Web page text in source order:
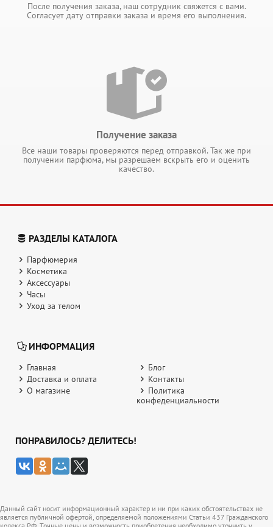
После получения заказа, наш сотрудник свяжется с вами.
Согласует дату отправки заказа и время его выполнения.
Получение заказа
Все наши товары проверяются перед отправкой. Так же при
получении парфюма, мы разрешаем вскрыть его и оценить
качество.
РАЗДЕЛЫ КАТАЛОГА
Парфюмерия
Косметика
Аксессуары
Часы
Уход за телом
ИНФОРМАЦИЯ
Главная
Блог
Доставка и оплата
Контакты
О магазине
Политика
конфеденциальности
ПОНРАВИЛОСЬ? ДЕЛИТЕСЬ!
Данный сайт носит информационный характер и ни при каких обстоятельствах не
является публичной офертой, определяемой положениями Статьи 437 Гражданского